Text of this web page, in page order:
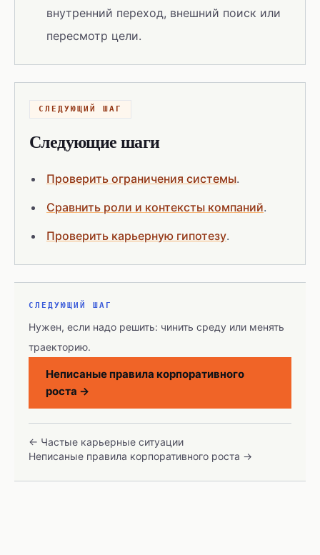
внутренний переход, внешний поиск или
пересмотр цели.
СЛЕДУЮЩИЙ ШАГ
Следующие шаги
Проверить ограничения системы.
Сравнить роли и контексты компаний.
Проверить карьерную гипотезу.
СЛЕДУЮЩИЙ ШАГ
Нужен, если надо решить: чинить среду или менять
траекторию.
Неписаные правила корпоративного
роста →
← Частые карьерные ситуации
Неписаные правила корпоративного роста →